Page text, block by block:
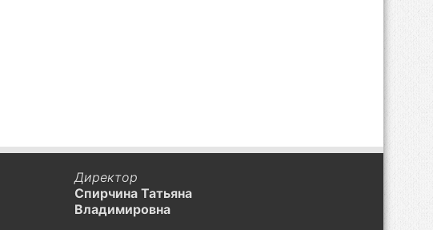
Директор
Спирчина Татьяна
Владимировна